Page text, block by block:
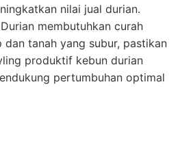
nilai jual durian.
Durian membutuhkan curah
dan tanah yang subur, pastikan
produktif kebun durian
pertumbuhan optimal